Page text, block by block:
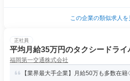
この企業の類似求人を
正社員
平均月給35万円のタクシードライ
福岡第一交通株式会社
【業界最大手企業】月給50万も多数在